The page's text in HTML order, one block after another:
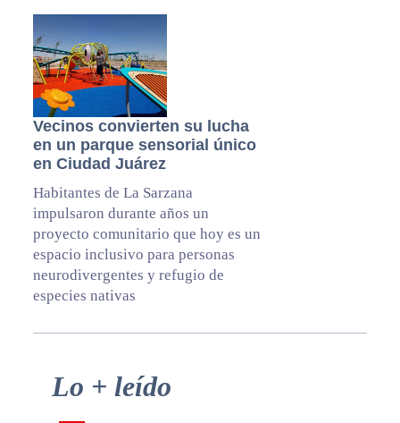
Vecinos convierten su lucha
en un parque sensorial único
en Ciudad Juárez
Habitantes de La Sarzana
impulsaron durante años un
proyecto comunitario que hoy es un
espacio inclusivo para personas
neurodivergentes y refugio de
especies nativas
Primary
Sidebar
Lo + leído